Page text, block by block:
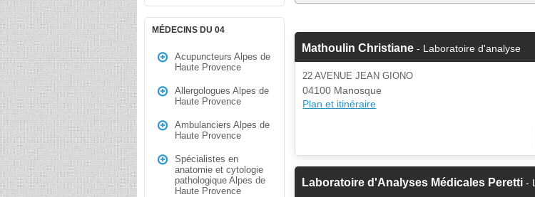
MÉDECINS DU 04
Acupuncteurs Alpes de
Haute Provence
Allergologues Alpes de
Haute Provence
Ambulanciers Alpes de
Haute Provence
Spécialistes en
anatomie et cytologie
pathologique Alpes de
Haute Provence
Mathoulin Christiane - Laboratoire d'analyse
22 AVENUE JEAN GIONO
04100 Manosque
Plan et itinéraire
Laboratoire d'Analyses Médicales Peretti -